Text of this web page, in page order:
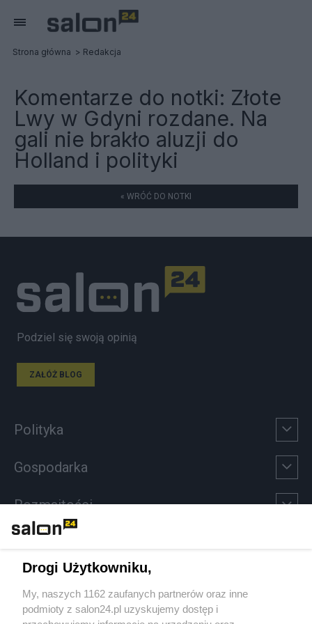
Strona główna Redakcja
Komentarze do notki: Złote
Lwy w Gdyni rozdane. Na
gali nie brakło aluzji do
Holland i polityki
« WRÓĆ DO NOTKI
Podziel się swoją opinią
ZAŁÓŻ BLOG
Polityka
Gospodarka
Rozmaitości
Sport
Społeczeństwo
Drogi Użytkowniku,
My, naszych 1162 zaufanych partnerów oraz inne
podmioty z salon24.pl uzyskujemy dostęp i